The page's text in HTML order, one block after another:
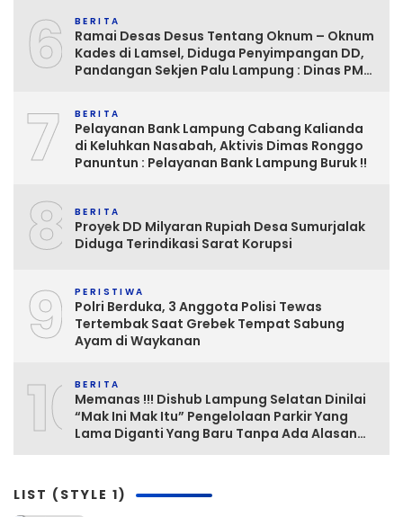
6 BERITA
Ramai Desas Desus Tentang Oknum – Oknum
Kades di Lamsel, Diduga Penyimpangan DD,
Pandangan Sekjen Palu Lampung : Dinas PMD
7 BERITA
Pelayanan Bank Lampung Cabang Kalianda
di Keluhkan Nasabah, Aktivis Dimas Ronggo
Panuntun : Pelayanan Bank Lampung Buruk !!
8 BERITA
Proyek DD Milyaran Rupiah Desa Sumurjalak
Diduga Terindikasi Sarat Korupsi
9 PERISTIWA
Polri Berduka, 3 Anggota Polisi Tewas
Tertembak Saat Grebek Tempat Sabung
Ayam di Waykanan
10BERITA
Memanas !!! Dishub Lampung Selatan Dinilai
“Mak Ini Mak Itu” Pengelolaan Parkir Yang
Lama Diganti Yang Baru Tanpa Ada Alasan
LIST (STYLE 1)